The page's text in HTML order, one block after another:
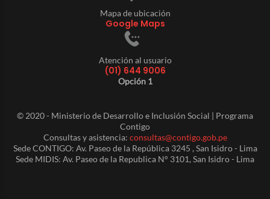
Mapa de ubicación
Google Maps
Atención al usuario
(01) 644 9006
Opción 1
© 2020 - Ministerio de Desarrollo e Inclusión Social | Programa
Contigo
Consultas y asistencia: consultas@contigo.gob.pe
Sede CONTIGO: Av. Paseo de la República 3245 , San Isidro - Lima
Sede MIDIS: Av. Paseo de la Republica N° 3101, San Isidro - Lima